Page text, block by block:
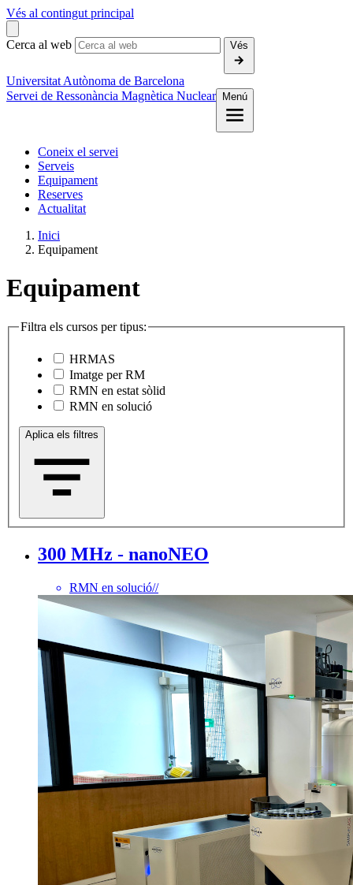
Vés al contingut principal
Cerca al web Vés
Universitat Autònoma de Barcelona
Servei de Ressonància Magnètica Nuclear
Menú
Coneix el servei
Serveis
Equipament
Reserves
Actualitat
Inici
Equipament
Equipament
Filtra els cursos per tipus:
HRMAS
Imatge per RM
RMN en estat sòlid
RMN en solució
Aplica els filtres
300 MHz - nanoNEO
RMN en solució//